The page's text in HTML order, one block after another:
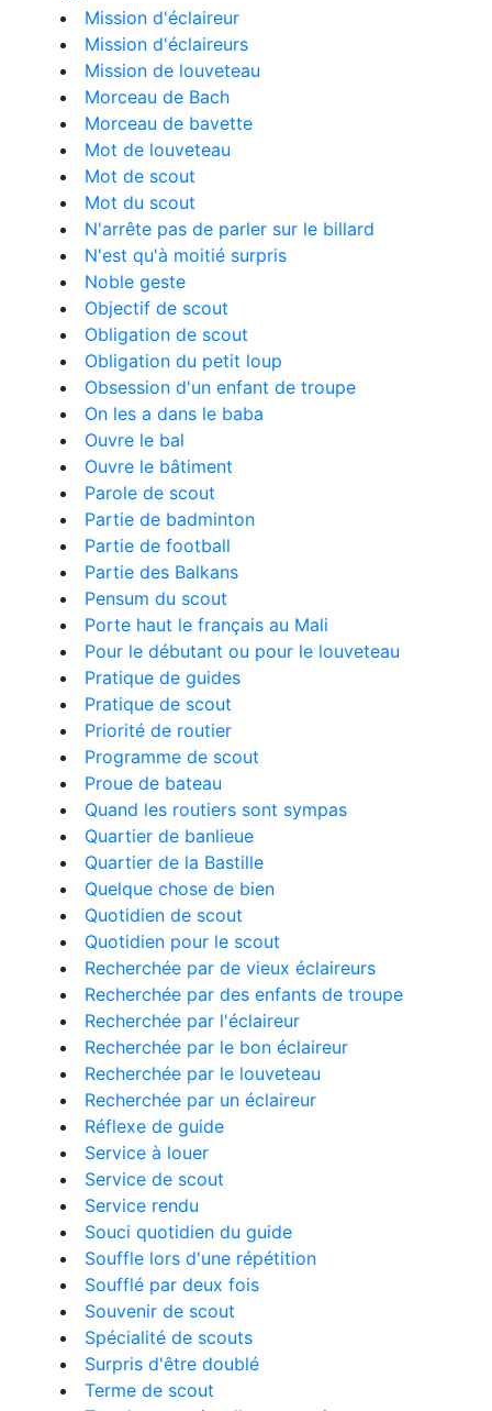
Mission d'éclaireur
Mission d'éclaireurs
Mission de louveteau
Morceau de Bach
Morceau de bavette
Mot de louveteau
Mot de scout
Mot du scout
N'arrête pas de parler sur le billard
N'est qu'à moitié surpris
Noble geste
Objectif de scout
Obligation de scout
Obligation du petit loup
Obsession d'un enfant de troupe
On les a dans le baba
Ouvre le bal
Ouvre le bâtiment
Parole de scout
Partie de badminton
Partie de football
Partie des Balkans
Pensum du scout
Porte haut le français au Mali
Pour le débutant ou pour le louveteau
Pratique de guides
Pratique de scout
Priorité de routier
Programme de scout
Proue de bateau
Quand les routiers sont sympas
Quartier de banlieue
Quartier de la Bastille
Quelque chose de bien
Quotidien de scout
Quotidien pour le scout
Recherchée par de vieux éclaireurs
Recherchée par des enfants de troupe
Recherchée par l'éclaireur
Recherchée par le bon éclaireur
Recherchée par le louveteau
Recherchée par un éclaireur
Réflexe de guide
Service à louer
Service de scout
Service rendu
Souci quotidien du guide
Souffle lors d'une répétition
Soufflé par deux fois
Souvenir de scout
Spécialité de scouts
Surpris d'être doublé
Terme de scout